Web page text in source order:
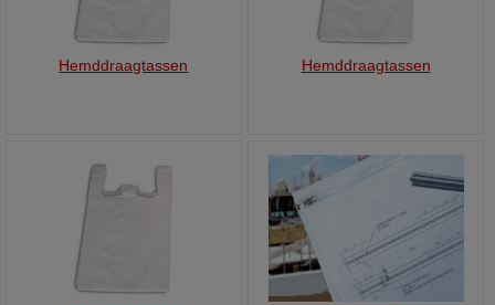
Hemddraagtassen Hemddraagtassen